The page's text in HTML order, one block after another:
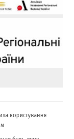
користування